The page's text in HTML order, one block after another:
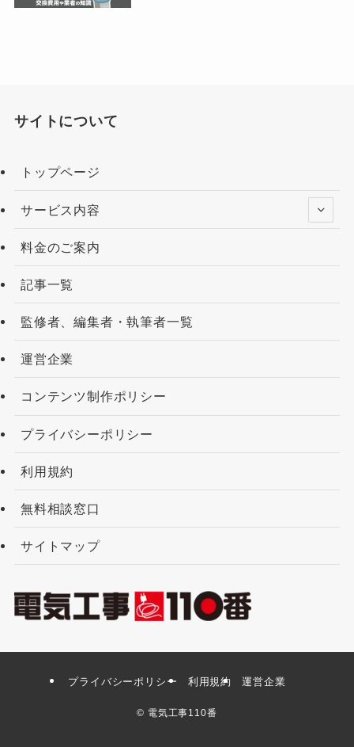
0120-949-205
サイトについて
トップページ
サービス内容
料金のご案内
記事一覧
監修者、編集者・執筆者一覧
運営企業
コンテンツ制作ポリシー
プライバシーポリシー
利用規約
無料相談窓口
サイトマップ
プライバシーポリシー 利用規約 運営企業
© 電気工事110番